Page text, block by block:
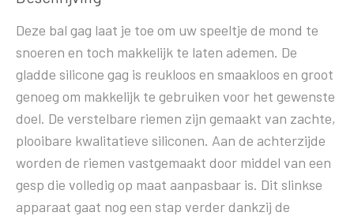
Deze bal gag laat je toe om uw speeltje de mond te
snoeren en toch makkelijk te laten ademen. De
gladde silicone gag is reukloos en smaakloos en groot
genoeg om makkelijk te gebruiken voor het gewenste
doel. De verstelbare riemen zijn gemaakt van zachte,
plooibare kwalitatieve siliconen. Aan de achterzijde
worden de riemen vastgemaakt door middel van een
gesp die volledig op maat aanpasbaar is. Dit slinkse
apparaat gaat nog een stap verder dankzij de